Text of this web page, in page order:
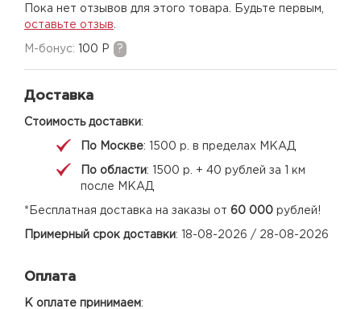
Пока нет отзывов для этого товара. Будьте первым,
оставьте отзыв
M-бонус: 100 Р ?
Доставка
Стоимость доставки:
По Москве: 1500 р. в пределах МКАД
По области: 1500 р. + 40 рублей за 1 км
после МКАД
*Бесплатная доставка на заказы от 60 000 рублей!
Примерный срок доставки: 18-08-2026 / 28-08-2026
Оплата
К оплате принимаем: